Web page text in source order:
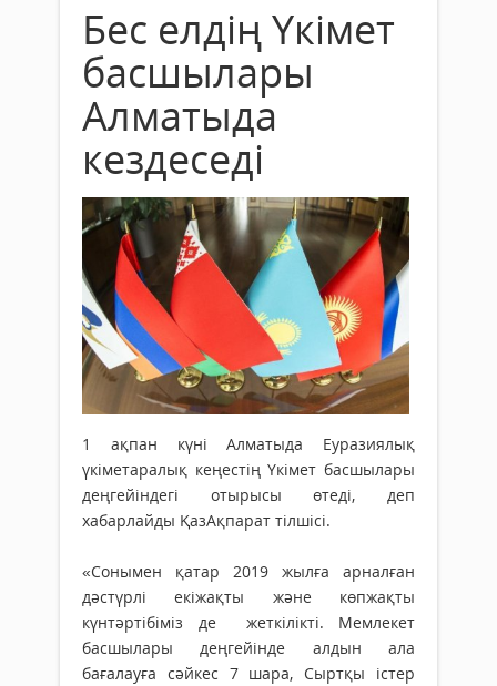
Бес елдің Үкімет
басшылары
Алматыда
кездеседі
1 ақпан күні Алматыда Еуразиялық
үкіметаралық кеңестің Үкімет басшылары
деңгейіндегі отырысы өтеді, деп
хабарлайды ҚазАқпарат тілшісі.
«Сонымен қатар 2019 жылға арналған
дәстүрлі екіжақты және көпжақты
күнтәртібіміз де жеткілікті. Мемлекет
басшылары деңгейінде алдын ала
бағалауға сәйкес 7 шара, Сыртқы істер